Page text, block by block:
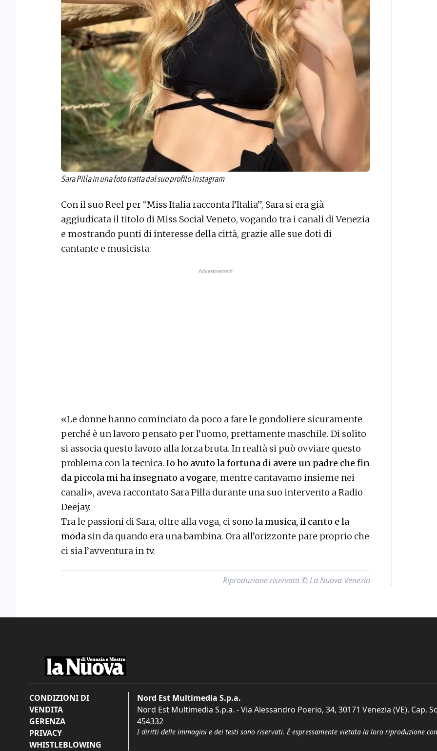
Sara Pilla in una foto tratta dal suo profilo Instagram
Con il suo Reel per “Miss Italia racconta l’Italia”, Sara si era già
aggiudicata il titolo di Miss Social Veneto, vogando tra i canali di Venezia
e mostrando punti di interesse della città, grazie alle sue doti di
cantante e musicista.
«Le donne hanno cominciato da poco a fare le gondoliere sicuramente
perché è un lavoro pensato per l’uomo, prettamente maschile. Di solito
si associa questo lavoro alla forza bruta. In realtà si può ovviare questo
problema con la tecnica. Io ho avuto la fortuna di avere un padre che fin
da piccola mi ha insegnato a vogare, mentre cantavamo insieme nei
canali», aveva raccontato Sara Pilla durante una suo intervento a Radio
Deejay.
Tra le passioni di Sara, oltre alla voga, ci sono la musica, il canto e la
moda sin da quando era una bambina. Ora all’orizzonte pare proprio che
ci sia l’avventura in tv.
Riproduzione riservata © La Nuova Venezia
CONDIZIONI DI
VENDITA
GERENZA
PRIVACY
WHISTLEBLOWING
Nord Est Multimedia S.p.a.
Nord Est Multimedia S.p.a. - Via Alessandro Poerio, 34, 30171 Venezia (VE). Cap.
454332
I diritti delle immagini e dei testi sono riservati. È espressamente vietata la loro riproduzione